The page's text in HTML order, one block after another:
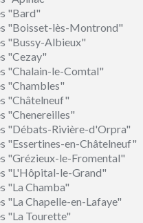
"Bard"
"Boisset-lès-Montrond"
"Bussy-Albieux"
"Cezay"
"Chalain-le-Comtal"
"Chambles"
"Châtelneuf"
"Chenereilles"
"Débats-Rivière-d'Orpra"
"Essertines-en-Châtelneuf"
"Grézieux-le-Fromental"
"L'Hôpital-le-Grand"
"La Chamba"
"La Chapelle-en-Lafaye"
"La Tourette"